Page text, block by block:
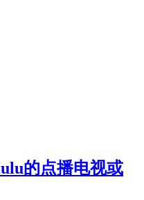
的点播电视或